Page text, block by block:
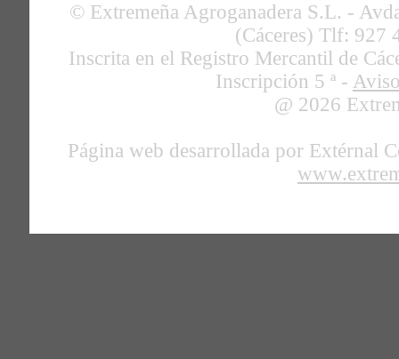
© Extremeña Agroganadera S.L. -
(Cáceres) Tlf: 927
Inscrita en el Registro Mercantil de
Inscripción 5 ª -
@ 2026
Página web desarrollada por Extérnal